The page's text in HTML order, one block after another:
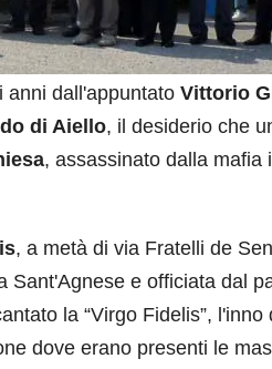
anni dall'appuntato Vittorio
di Aiello, il desiderio che
, assassinato dalla mafia
, a metà di via Fratelli de
Sant'Agnese e officiata dal
la “Virgo Fidelis”,
dove erano presenti le